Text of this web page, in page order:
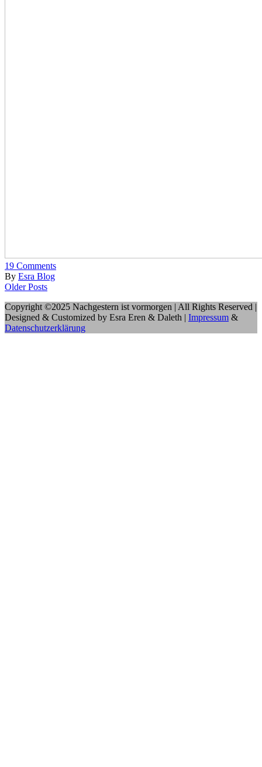
19 Comments
By Esra Blog
Older Posts
Copyright ©2025 Nachgestern ist vormorgen | All Rights Reserved |
Designed & Customized by Esra Eren & Daleth | Impressum &
Datenschutzerklärung